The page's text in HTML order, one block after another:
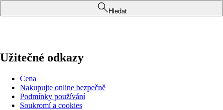
Hledat
Užitečné odkazy
Cena
Nakupujte online bezpečně
Podmínky používání
Soukromí a cookies